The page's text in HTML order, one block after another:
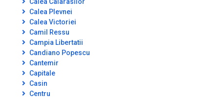
Calea Plevnei
Calea Victoriei
Camil Ressu
Campia Libertatii
Candiano Popescu
Cantemir
Capitale
Casin
Centru